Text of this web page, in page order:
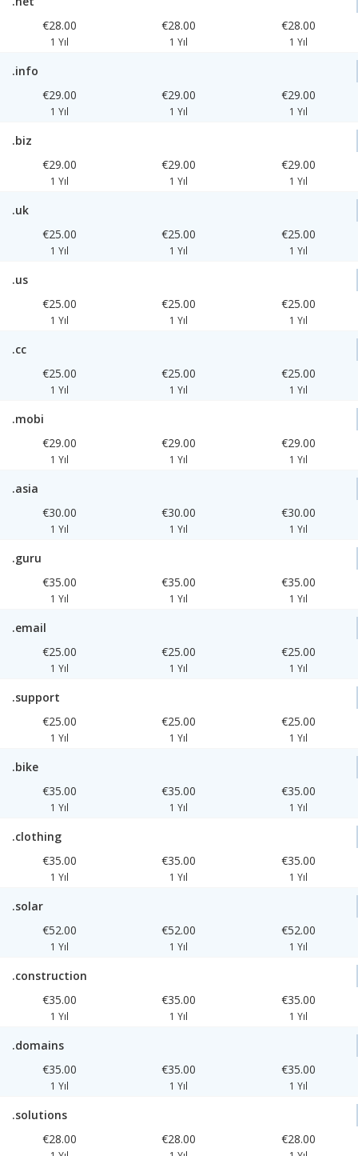
€28.00
1 Yıl
€28.00
1 Yıl
€28.00
1 Yıl
.info
€29.00
1 Yıl
€29.00
1 Yıl
€29.00
1 Yıl
.biz
€29.00
1 Yıl
€29.00
1 Yıl
€29.00
1 Yıl
.uk
€25.00
1 Yıl
€25.00
1 Yıl
€25.00
1 Yıl
.us
€25.00
1 Yıl
€25.00
1 Yıl
€25.00
1 Yıl
.cc
€25.00
1 Yıl
€25.00
1 Yıl
€25.00
1 Yıl
.mobi
€29.00
1 Yıl
€29.00
1 Yıl
€29.00
1 Yıl
.asia
€30.00
1 Yıl
€30.00
1 Yıl
€30.00
1 Yıl
.guru
€35.00
1 Yıl
€35.00
1 Yıl
€35.00
1 Yıl
.email
€25.00
1 Yıl
€25.00
1 Yıl
€25.00
1 Yıl
.support
€25.00
1 Yıl
€25.00
1 Yıl
€25.00
1 Yıl
.bike
€35.00
1 Yıl
€35.00
1 Yıl
€35.00
1 Yıl
.clothing
€35.00
1 Yıl
€35.00
1 Yıl
€35.00
1 Yıl
.solar
€52.00
1 Yıl
€52.00
1 Yıl
€52.00
1 Yıl
.construction
€35.00
1 Yıl
€35.00
1 Yıl
€35.00
1 Yıl
.domains
€35.00
1 Yıl
€35.00
1 Yıl
€35.00
1 Yıl
.solutions
€28.00
€28.00 €28.00